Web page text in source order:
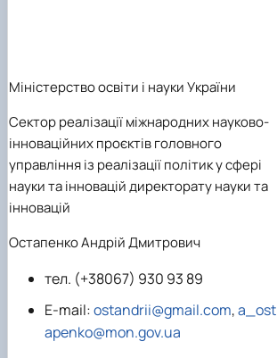
Міністерство освіти і науки України
Сектор реалізації міжнародних науково-
інноваційних проєктів головного
управління із реалізації політик у сфері
науки та інновацій директорату науки та
інновацій
Остапенко Андрій Дмитрович
тел. (+38067) 930 93 89
E-mail:ostandrii@gmail.com,a_ost
apenko@mon.gov.ua